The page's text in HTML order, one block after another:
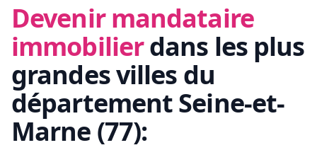
Devenir mandataire
immobilierdans les plus
grandes villes du
départementSeine-et-
Marne (77):